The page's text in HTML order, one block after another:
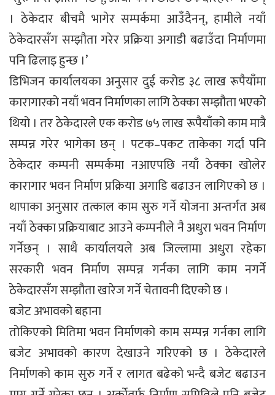
। ठेकेदार बीचमै भागेर सम्पर्कमा आउँदैनन्, हामीले नयाँ
ठेकेदारसँग सम्झौता गरेर प्रक्रिया अगाडी बढाउँदा निर्माणमा
पनि ढिलाइ हुन्छ ।’
डिभिजन कार्यालयका अनुसार दुई करोड ३८ लाख रूपैयाँमा
कारागारको नयाँ भवन निर्माणका लागि ठेक्का सम्झौता भएको
थियो । तर ठेकेदारले एक करोड ७५ लाख रूपैयाँको काम मात्रै
सम्पन्न गरेर भागेका छन् । पटक–पकट ताकेका गर्दा पनि
ठेकेदार कम्पनी सम्पर्कमा नआएपछि नयाँ ठेक्का खोलेर
कारागार भवन निर्माण प्रक्रिया अगाडि बढाउन लागिएको छ ।
थापाका अनुसार तत्काल काम सुरु गर्ने योजना अन्तर्गत अब
नयाँ ठेक्का प्रक्रियाबाट आउने कम्पनीले नै अधुरा भवन निर्माण
गर्नेछन् । साथै कार्यालयले अब जिल्लामा अधुरा रहेका
सरकारी भवन निर्माण सम्पन्न गर्नका लागि काम नगर्ने
ठेकेदारसँग सम्झौता खारेज गर्ने चेतावनी दिएको छ ।
बजेट अभावको बहाना
तोकिएको मितिमा भवन निर्माणको काम सम्पन्न गर्नका लागि
बजेट अभावको कारण देखाउने गरिएको छ । ठेकेदारले
निर्माणको काम सुरु गर्ने र लागत बढेको भन्दै बजेट बढाउन